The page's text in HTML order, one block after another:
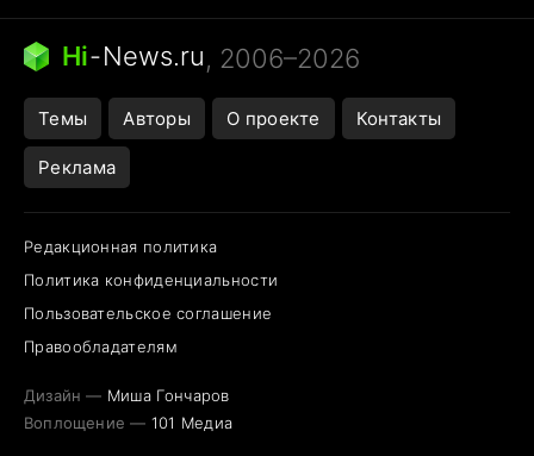
Бензин 100 vs 95
Тунцы в океанариуме
Следующая пандемия
Hi-News.ru, 2006–2026
Темы Авторы О проекте Контакты
Реклама
Редакционная политика
Политика конфиденциальности
Пользовательское соглашение
Правообладателям
Дизайн — Миша Гончаров
Воплощение — 101 Медиа